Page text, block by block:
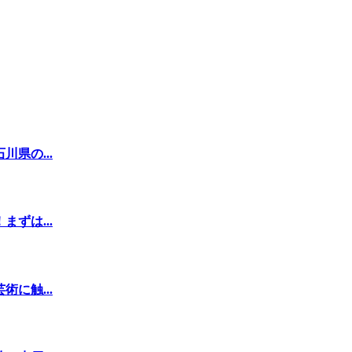
川県の...
まずは...
術に触...